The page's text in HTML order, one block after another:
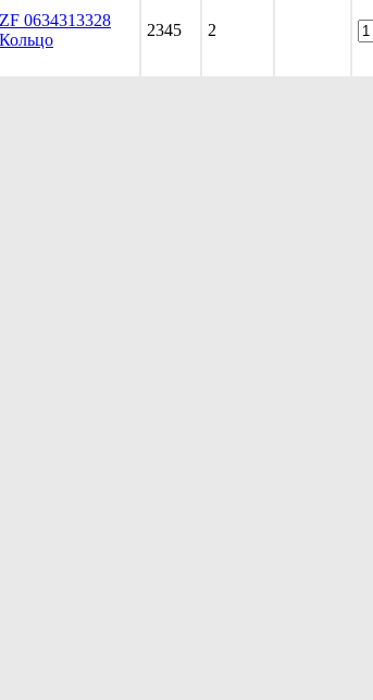
ZF 0634313328
Кольцо
2345 2